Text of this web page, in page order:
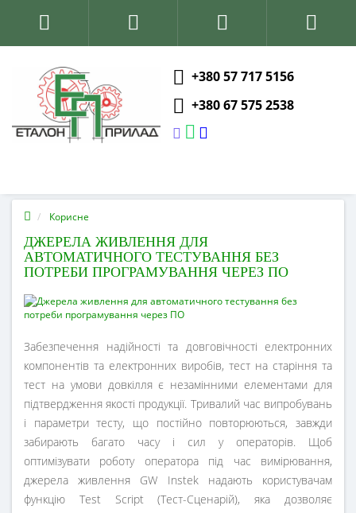
+380 57 717 5156
+380 67 575 2538
Корисне
ДЖЕРЕЛА ЖИВЛЕННЯ ДЛЯ
АВТОМАТИЧНОГО ТЕСТУВАННЯ БЕЗ
ПОТРЕБИ ПРОГРАМУВАННЯ ЧЕРЕЗ ПО
Забезпечення надійності та довговічності електронних
компонентів та електронних виробів, тест на старіння та
тест на умови довкілля є незамінними елементами для
підтвердження якості продукції. Тривалий час випробувань
і параметри тесту, що постійно повторюються, завжди
забирають багато часу і сил у операторів. Щоб
оптимізувати роботу оператора під час вимірювання,
джерела живлення GW Instek надають користувачам
функцію Test Script (Тест-Сценарій), яка дозволяє